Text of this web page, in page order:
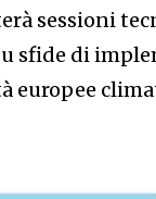
sessioni
sfide di
europee